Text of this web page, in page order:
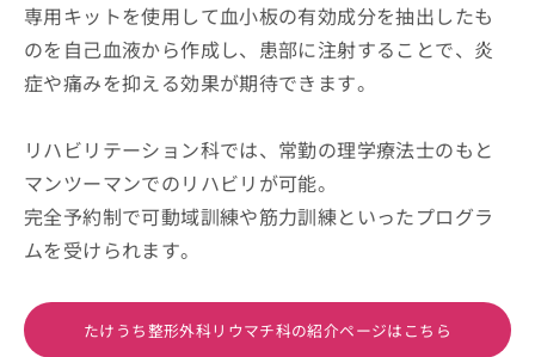
専用キットを使用して血小板の有効成分を抽出したも
のを自己血液から作成し、患部に注射することで、炎
症や痛みを抑える効果が期待できます。
リハビリテーション科では、常勤の理学療法士のもと
マンツーマンでのリハビリが可能。
完全予約制で可動域訓練や筋力訓練といったプログラ
ムを受けられます。
たけうち整形外科リウマチ科の紹介ページはこちら